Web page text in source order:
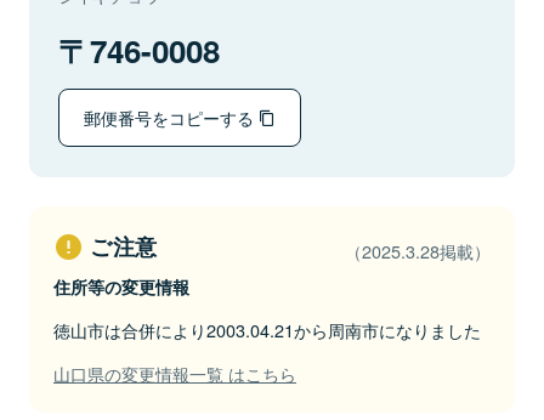
746-0008
郵便番号をコピーする
ご注意 （2025.3.28掲載）
住所等の変更情報
徳山市は合併により2003.04.21から周南市になりました
山口県の変更情報一覧 はこちら